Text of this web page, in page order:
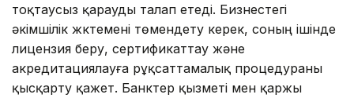
тоқтаусыз қарауды талап етеді. Бизнестегі
әкімшілік жүктемені төмендету керек, соның ішінде
лицензия беру, сертификаттау және
акредитациялауға рұқсаттамалық процедураны
қысқарту қажет. Банктер қызметі мен қаржы